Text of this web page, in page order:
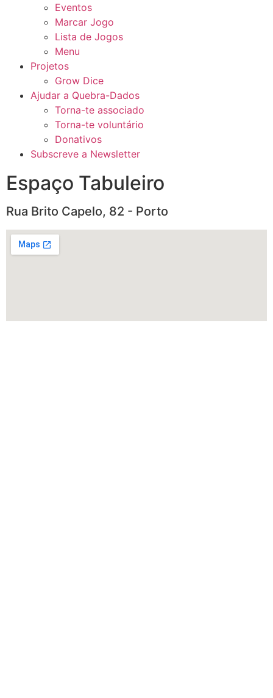
Eventos
Marcar Jogo
Lista de Jogos
Menu
Projetos
Grow Dice
Ajudar a Quebra-Dados
Torna-te associado
Torna-te voluntário
Donativos
Subscreve a Newsletter
Espaço Tabuleiro
Rua Brito Capelo, 82 - Porto